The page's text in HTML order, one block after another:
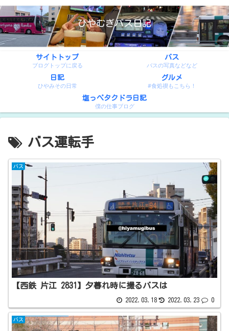
ひやむぎバス日記
サイトトップ
ブログトップに戻る
バス
バスの写真などなど
日記
ひやみその日常
グルメ
#食処禊もこちら！
塩っぺタクドラ日記
僕の仕事ブログ
バス運転手
バス
【西鉄 片江 2831】夕暮れ時に撮るバスは
2022.03.18 2022.03.23 0
バス